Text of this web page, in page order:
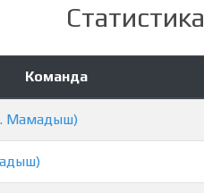
Статистика
Команда
Мамадыш)